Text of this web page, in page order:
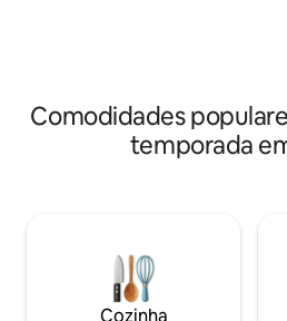
Comodidades
temporada
Cozinha